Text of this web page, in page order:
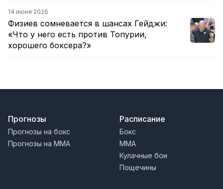
14 июня 2026
Физиев сомневается в шансах Гейджи:
«Что у него есть против Топурии,
хорошего боксера?»
Прогнозы
Прогнозы на бокс
Прогнозы на MMA
Расписание
Бокс
MMA
Кулачные бои
Пощечины